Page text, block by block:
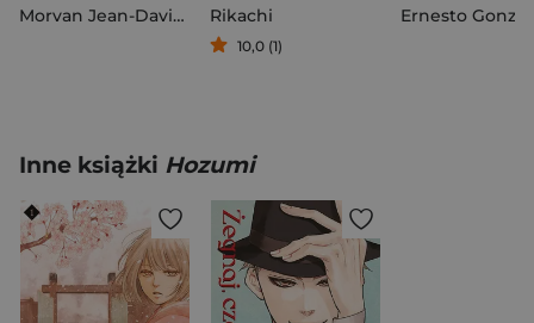
Morvan Jean-David
Rafael Ortiz
Rikachi
10,0 (1)
Ernesto
Inne książki Hozumi